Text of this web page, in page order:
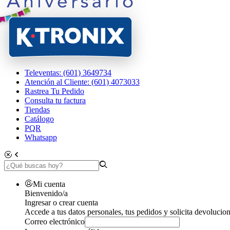
Televentas: (601) 3649734
Atención al Cliente: (601) 4073033
Rastrea Tu Pedido
Consulta tu factura
Tiendas
Catálogo
PQR
Whatsapp
Mi cuenta
Bienvenido/a
Ingresar o crear cuenta
Accede a tus datos personales, tus pedidos y solicita
Correo electrónico